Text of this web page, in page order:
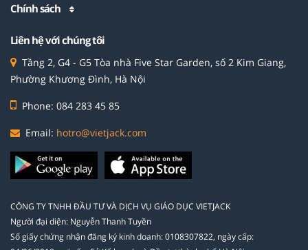
Chính sách
Liên hệ với chúng tôi
Tầng 2, G4 - G5 Tòa nhà Five Star Garden, số 2 Kim Giang,
Phường Khương Đình, Hà Nội
Phone: 084 283 45 85
Email: hotro@vietjack.com
CÔNG TY TNHH ĐẦU TƯ VÀ DỊCH VỤ GIÁO DỤC VIETJACK
Người đại diện: Nguyễn Thanh Tuyền
Số giấy chứng nhận đăng ký kinh doanh: 0108307822, ngày cấp: